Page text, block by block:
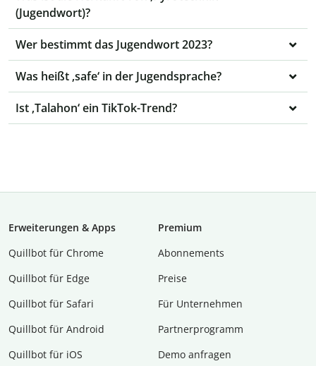
(Jugendwort)?
Wer bestimmt das Jugendwort 2023?
Was heißt ‚safe‘ in der Jugendsprache?
Ist ‚Talahon‘ ein TikTok-Trend?
Erweiterungen & Apps
Quillbot für Chrome
Quillbot für Edge
Quillbot für Safari
Quillbot für Android
Quillbot für iOS
Premium
Abon­ne­ments
Preise
Für Unternehmen
Partnerprogramm
Demo anfragen